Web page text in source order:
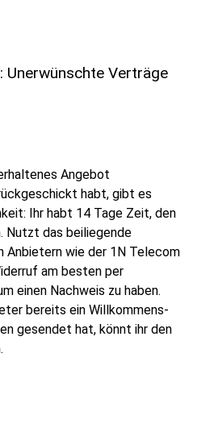
Unerwünschte Verträge
Angebot
habt, gibt es
Ihr habt 14 Tage Zeit, den
Nutzt das beiliegende
Anbietern wie der 1N Telecom
am besten per
einen Nachweis zu haben.
bereits ein Willkommens-
gesendet hat, könnt ihr den